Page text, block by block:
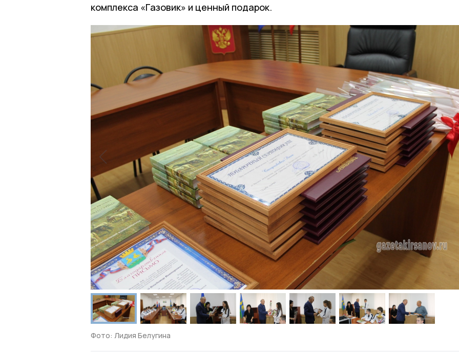
комплекса «Газовик» и ценный подарок.
Фото: Лидия Белугина